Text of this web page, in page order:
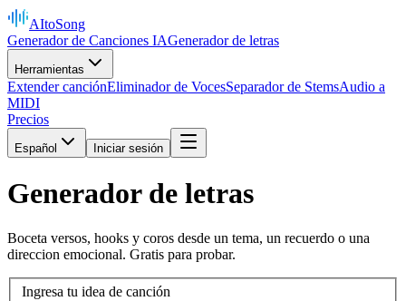
AItoSong
Generador de Canciones IAGenerador de letras
Herramientas
Extender canciónEliminador de VocesSeparador de StemsAudio a
MIDI
Precios
Español Iniciar sesión
Generador de letras
Boceta versos, hooks y coros desde un tema, un recuerdo o una
direccion emocional. Gratis para probar.
Ingresa tu idea de canción